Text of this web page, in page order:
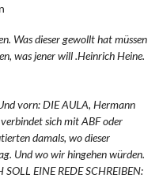
Finanzpolitik
Was dieser gewollt hat müssen
was jener will .Heinrich Heine.
vorn: DIE AULA, Hermann
sich mit ABF oder
damals, wo dieser
Und wo wir hingehen würden.
EINE REDE SCHREIBEN: